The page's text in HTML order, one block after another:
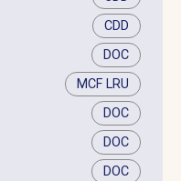
CDD
DOC
MCF LRU
DOC
DOC
DOC